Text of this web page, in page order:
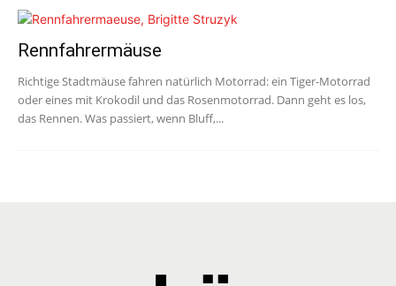
Rennfahrermäuse
Richtige Stadtmäuse fahren natürlich Motorrad: ein Tiger-Motorrad
oder eines mit Krokodil und das Rosenmotorrad. Dann geht es los,
das Rennen. Was passiert, wenn Bluff,...